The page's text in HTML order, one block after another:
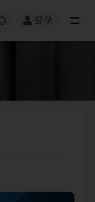
登录